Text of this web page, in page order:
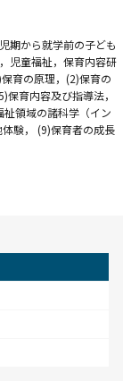
期から就学前の子ども
児童福祉，保育内容研
育の原理，(2)保育の
育内容及び指導法，
領域の諸科学（イン
験， (9)保育者の成長